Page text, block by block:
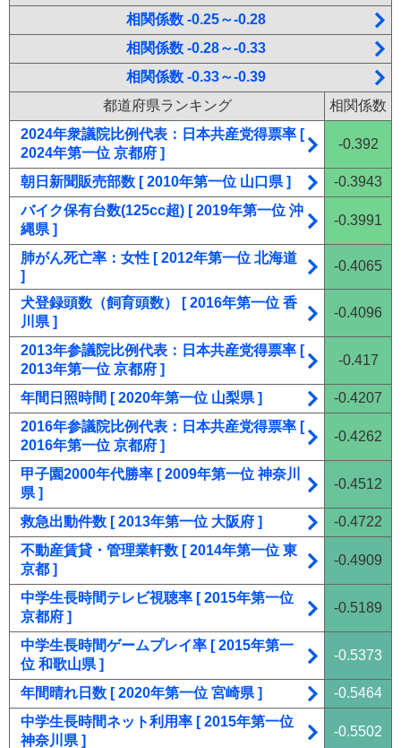
相関係数 -0.25～-0.28
相関係数 -0.28～-0.33
相関係数 -0.33～-0.39
都道府県ランキング
相関係数
2024年衆議院比例代表：日本共産党得票率 [
2024年第一位 京都府 ]
-0.392
朝日新聞販売部数 [ 2010年第一位 山口県 ]
-0.3943
バイク保有台数(125cc超) [ 2019年第一位 沖
縄県 ]
-0.3991
肺がん死亡率：女性 [ 2012年第一位 北海道
]
-0.4065
犬登録頭数（飼育頭数） [ 2016年第一位 香
川県 ]
-0.4096
2013年参議院比例代表：日本共産党得票率 [
2013年第一位 京都府 ]
-0.417
年間日照時間 [ 2020年第一位 山梨県 ]
-0.4207
2016年参議院比例代表：日本共産党得票率 [
2016年第一位 京都府 ]
-0.4262
甲子園2000年代勝率 [ 2009年第一位 神奈川
県 ]
-0.4512
救急出動件数 [ 2013年第一位 大阪府 ]
-0.4722
不動産賃貸・管理業軒数 [ 2014年第一位 東
京都 ]
-0.4909
中学生長時間テレビ視聴率 [ 2015年第一位
京都府 ]
-0.5189
中学生長時間ゲームプレイ率 [ 2015年第一
位 和歌山県 ]
-0.5373
年間晴れ日数 [ 2020年第一位 宮崎県 ]
-0.5464
中学生長時間ネット利用率 [ 2015年第一位
神奈川県 ]
-0.5502